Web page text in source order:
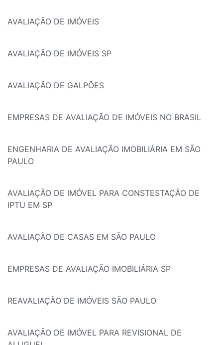
AVALIAÇÃO DE IMÓVEIS
AVALIAÇÃO DE IMÓVEIS SP
AVALIAÇÃO DE GALPÕES
EMPRESAS DE AVALIAÇÃO DE IMÓVEIS NO BRASIL
ENGENHARIA DE AVALIAÇÃO IMOBILIÁRIA EM SÃO
PAULO
AVALIAÇÃO DE IMÓVEL PARA CONSTESTAÇÃO DE
IPTU EM SP
AVALIAÇÃO DE CASAS EM SÃO PAULO
EMPRESAS DE AVALIAÇÃO IMOBILIÁRIA SP
REAVALIAÇÃO DE IMÓVEIS SÃO PAULO
AVALIAÇÃO DE IMÓVEL PARA REVISIONAL DE